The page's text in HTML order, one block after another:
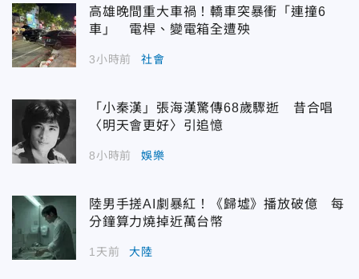
高雄晚間重大車禍！轎車突暴衝「連撞6
車」 電桿、變電箱全遭殃
3小時前 社會
「小秦漢」張海漢驚傳68歲驟逝 昔合唱
〈明天會更好〉引追憶
8小時前 娛樂
陸男手搓AI劇暴紅！《歸墟》播放破億 每
分鐘算力燒掉近萬台幣
1天前 大陸